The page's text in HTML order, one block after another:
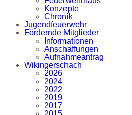
Konzepte
Chronik
Jugendfeuerwehr
Fördernde Mitglieder
Informationen
Anschaffungen
Aufnahmeantrag
Wikingerschach
2026
2024
2022
2019
2017